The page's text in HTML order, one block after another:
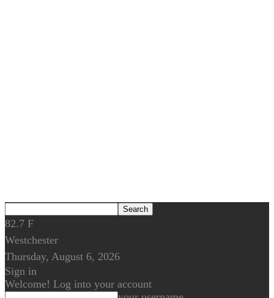
82.7 F
Westchester
Thursday, August 6, 2026
Sign in
Welcome! Log into your account